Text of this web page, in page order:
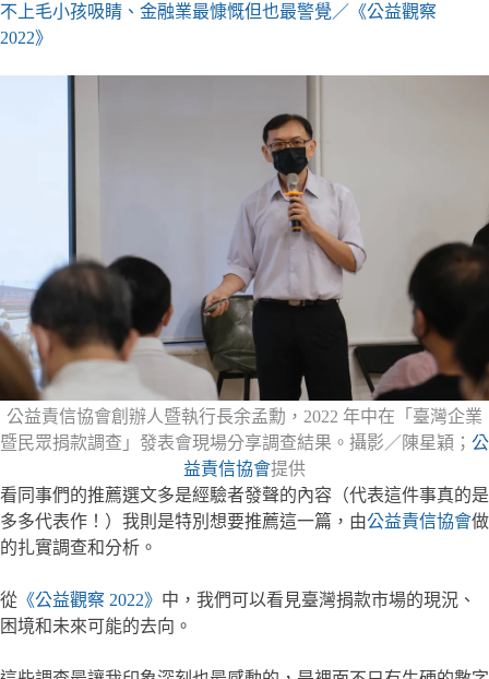
不上毛小孩吸睛、金融業最慷慨但也最警覺／《公益觀察
2022》
公益責信協會創辦人暨執行長余孟勳，2022 年中在「臺灣企業
暨民眾捐款調查」發表會現場分享調查結果。攝影／陳星穎； 公
益責信協會提供
看同事們的推薦選文多是經驗者發聲的內容（代表這件事真的是
多多代表作！）我則是特別想要推薦這一篇，由公益責信協會做
的扎實調查和分析。
從 《公益觀察 2022》 中，我們可以看見臺灣捐款市場的現況、
困境和未來可能的去向。